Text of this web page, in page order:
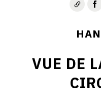
VUE DE